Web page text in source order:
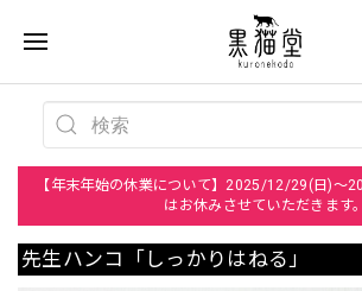
【年末年始の休業について】2025/12/29(日)～
はお休みさせていただきます。
先生ハンコ「しっかりはねる」